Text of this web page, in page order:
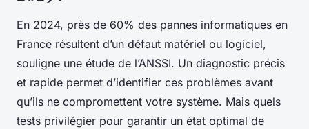
En 2024, près de 60% des pannes informatiques en
France résultent d’un défaut matériel ou logiciel,
souligne une étude de l’ANSSI. Un diagnostic précis
et rapide permet d’identifier ces problèmes avant
qu’ils ne compromettent votre système. Mais quels
tests privilégier pour garantir un état optimal de